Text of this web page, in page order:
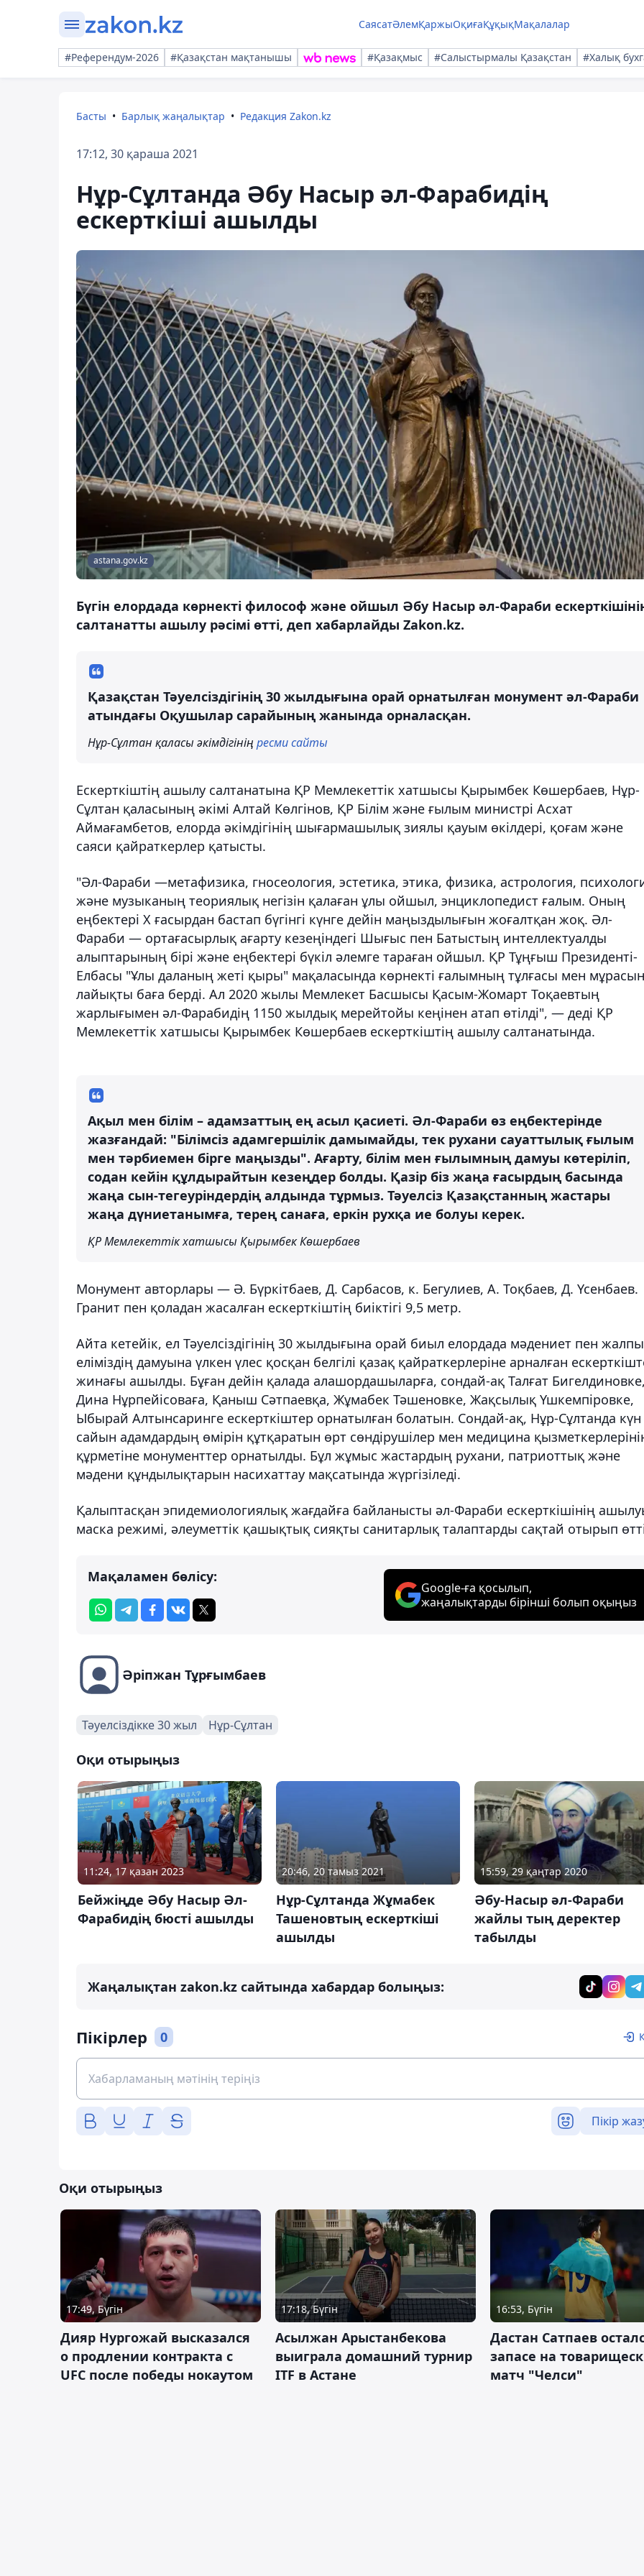
СаясатӘлемҚаржыОқиғаҚұқықМақалалар
#Референдум-2026 #Қазақстан мақтанышы #Қазақмыс #Салыстырмалы Қазақстан #Халық
Басты Барлық жаңалықтар Редакция Zakon.kz
17:12, 30 қараша 2021
Нұр-Сұлтанда Әбу Насыр әл-Фарабидің
ескерткіші ашылды
astana.gov.kz
Бүгін елордада көрнекті философ және ойшыл Әбу Насыр әл-Фараби
салтанатты ашылу рәсімі өтті, деп хабарлайды Zakon.kz.
Қазақстан Тәуелсіздігінің 30 жылдығына орай орнатылған монумент әл-Фараби
атындағы Оқушылар сарайының жанында орналасқан.
Нұр-Сұлтан қаласы әкімдігінің ресми сайты
Ескерткіштің ашылу салтанатына ҚР Мемлекеттік хатшысы Қырымбек Көшербаев, Нұр-
Сұлтан қаласының әкімі Алтай Көлгінов, ҚР Білім және ғылым министрі Асхат
Аймағамбетов, елорда әкімдігінің шығармашылық зиялы қауым өкілдері, қоғам және
саяси қайраткерлер қатысты.
"Әл-Фараби —метафизика, гносеология, эстетика, этика, физика, астрология,
және музыканың теориялық негізін қалаған ұлы ойшыл, энциклопедист ғалым. Оның
еңбектері X ғасырдан бастап бүгінгі күнге дейін маңыздылығын жоғалтқан жоқ. Әл-
Фараби — ортағасырлық ағарту кезеңіндегі Шығыс пен Батыстың интеллектуалды
алыптарының бірі және еңбектері бүкіл әлемге тараған ойшыл. ҚР Тұңғыш Президенті-
Елбасы "Ұлы даланың жеті қыры" мақаласында көрнекті ғалымның тұлғасы мен
лайықты баға берді. Ал 2020 жылы Мемлекет Басшысы Қасым-Жомарт Тоқаевтың
жарлығымен әл-Фарабидің 1150 жылдық мерейтойы кеңінен атап өтілді", — деді ҚР
Мемлекеттік хатшысы Қырымбек Көшербаев ескерткіштің ашылу салтанатында.
Ақыл мен білім – адамзаттың ең асыл қасиеті. Әл-Фараби өз еңбектерінде
жазғандай: "Білімсіз адамгершілік дамымайды, тек рухани сауаттылық ғылым
мен тәрбиемен бірге маңызды". Ағарту, білім мен ғылымның дамуы көтеріліп,
содан кейін құлдырайтын кезеңдер болды. Қазір біз жаңа ғасырдың басында
жаңа сын-тегеуріндердің алдында тұрмыз. Тәуелсіз Қазақстанның жастары
жаңа дүниетанымға, терең санаға, еркін рухқа ие болуы керек.
ҚР Мемлекеттік хатшысы Қырымбек Көшербаев
Монумент авторлары — Ә. Бүркітбаев, Д. Сарбасов, к. Бегулиев, А. Тоқбаев, Д. Үсенбаев.
Гранит пен қоладан жасалған ескерткіштің биіктігі 9,5 метр.
Айта кетейік, ел Тәуелсіздігінің 30 жылдығына орай биыл елордада мәдениет пен жалпы
еліміздің дамуына үлкен үлес қосқан белгілі қазақ қайраткерлеріне арналған
жинағы ашылды. Бұған дейін қалада алашордашыларға, сондай-ақ Талғат
Дина Нұрпейісоваға, Қаныш Сәтпаевқа, Жұмабек Тәшеновке, Жақсылық Үшкемпіровке,
Ыбырай Алтынсаринге ескерткіштер орнатылған болатын. Сондай-ақ, Нұр-Сұлтанда күн
сайын адамдардың өмірін құтқаратын өрт сөндірушілер мен медицина
құрметіне монументтер орнатылды. Бұл жұмыс жастардың рухани, патриоттық және
мәдени құндылықтарын насихаттау мақсатында жүргізіледі.
Қалыптасқан эпидемиологиялық жағдайға байланысты әл-Фараби ескерткішінің
маска режимі, әлеуметтік қашықтық сияқты санитарлық талаптарды сақтай отырып
Мақаламен бөлісу:
Google-ға қосылып,
жаңалықтарды бірінші болып оқыңыз
Әріпжан Тұрғымбаев
Тәуелсіздікке 30 жыл Нұр-Сұлтан
Оқи отырыңыз
11:24, 17 қазан 2023
Бейжіңде Әбу Насыр Әл-
Фарабидің бюсті ашылды
20:46, 20 тамыз 2021
Нұр-Сұлтанда Жұмабек
Ташеновтың ескерткіші
ашылды
15:59, 29 қаңтар 2020
Әбу-Насыр әл-Фараби
жайлы тың деректер
табылды
Жаңалықтан zakon.kz сайтында хабардар болыңыз:
Пікірлер 0
Пікір
Оқи отырыңыз
17:49, Бүгін
Дияр Нургожай высказался
о продлении контракта с
UFC после победы нокаутом
17:18, Бүгін
Асылжан Арыстанбекова
выиграла домашний турнир
ITF в Астане
16:53, Бүгін
Дастан Сатпаев
запасе на
матч "Челси"